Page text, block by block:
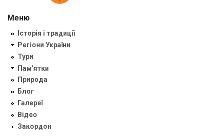
Меню
Історія і традиції
Регіони України
Тури
Пам'ятки
Природа
Блог
Галереї
Відео
Закордон